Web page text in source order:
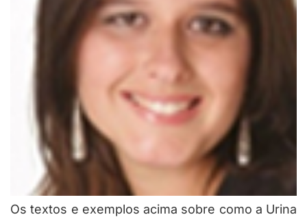
Os textos e exemplos acima sobre como a Urina